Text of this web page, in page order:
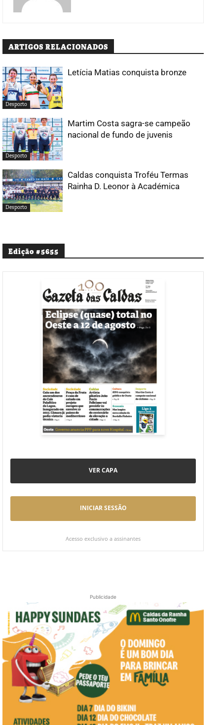
ARTIGOS RELACIONADOS
Desporto
Letícia Matias conquista bronze
Desporto
Martim Costa sagra-se campeão
nacional de fundo de juvenis
Desporto
Caldas conquista Troféu Termas
Rainha D. Leonor à Académica
Edição #5655
VER CAPA
INICIAR SESSÃO
Acesso exclusivo a assinantes
Publicidade